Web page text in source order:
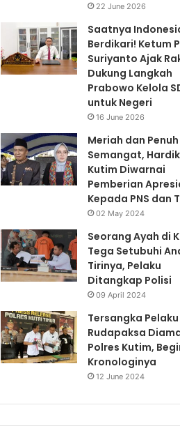
22 June 2026
Saatnya
Berdikari! Ketum
Suriyanto Ajak
Dukung Langkah
Prabowo Kelola
untuk Negeri
16 June 2026
Meriah dan Penuh
Semangat,
Kutim Diwarnai
Pemberian
Kepada PNS dan
02 May 2024
Seorang Ayah di
Tega Setubuhi
Tirinya, Pelaku
Ditangkap Polisi
09 April 2024
Tersangka Pelaku
Rudapaksa
Polres Kutim,
Kronologinya
12 June 2024